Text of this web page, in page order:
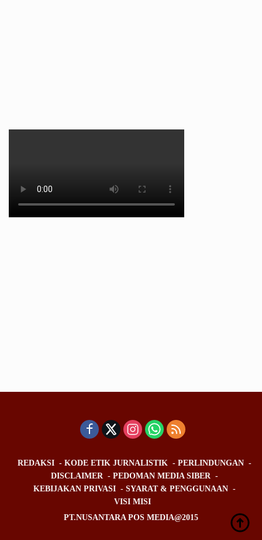
REDAKSI KODE ETIK JURNALISTIK
PERLINDUNGAN
DISCLAIMER
PEDOMAN MEDIA SIBER
KEBIJAKAN PRIVASI
SYARAT & PENGGUNAAN
VISI MISI
PT.NUSANTARA POS MEDIA@2015